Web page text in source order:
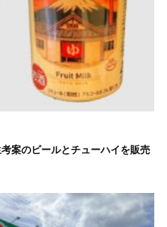
案のビールとチューハイを販売